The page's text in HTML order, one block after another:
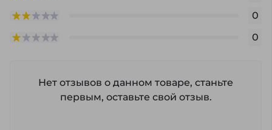
0
0
Нет отзывов о данном товаре, станьте
первым, оставьте свой отзыв.